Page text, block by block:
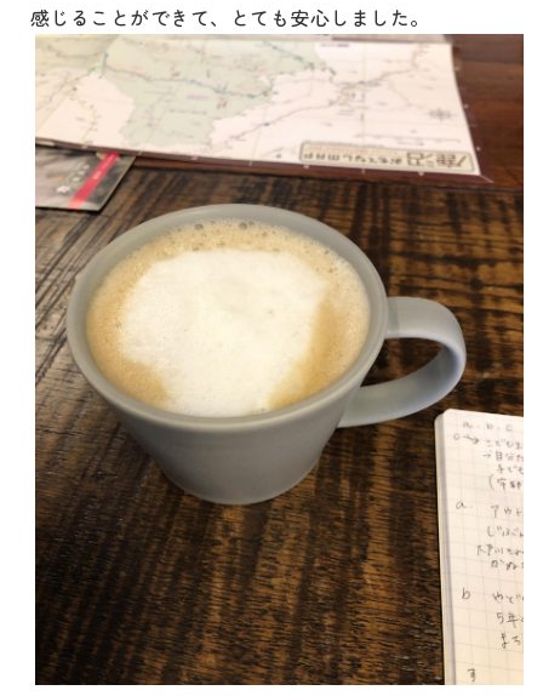
感じることができて、とても安心しました。